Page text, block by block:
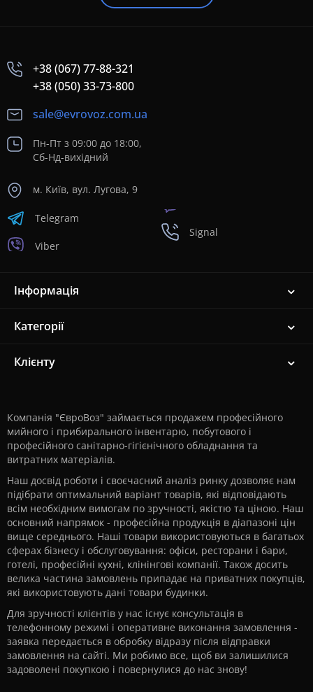
+38 (067) 77-88-321
+38 (050) 33-73-800
sale@evrovoz.com.ua
Пн-Пт з 09:00 до 18:00,
Сб-Нд-вихідний
м. Київ, вул. Лугова, 9
Telegram
Viber
Signal
Інформація
Категорії
Клієнту
Компанія "ЄвроВоз" займається продажем професійного
мийного і прибирального інвентарю, побутового і
професійного санітарно-гігієнічного обладнання та
витратних матеріалів.
Наш досвід роботи і своєчасний аналіз ринку дозволяє нам
підібрати оптимальний варіант товарів, які відповідають
всім необхідним вимогам по зручності, якістю та ціною. Наш
основний напрямок - професійна продукція в діапазоні цін
вище середнього. Наші товари використовуються в багатьох
сферах бізнесу і обслуговування: офіси, ресторани і бари,
готелі, професійні кухні, клінінгові компанії. Також досить
велика частина замовлень припадає на приватних покупців,
які використовують дані товари будинки.
Для зручності клієнтів у нас існує консультація в
телефонному режимі і оперативне виконання замовлення -
заявка передається в обробку відразу після відправки
замовлення на сайті. Ми робимо все, щоб ви залишилися
задоволені покупкою і повернулися до нас знову!